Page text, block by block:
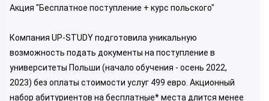
Акция "Бесплатное поступление + курс польского"
Компания UP-STUDY подготовила уникальную
возможность подать документы на поступление в
университеты Польши (начало обучения - осень 2022,
2023) без оплаты стоимости услуг 499 евро. Акционный
набор абитуриентов на бесплатные* места длится менее